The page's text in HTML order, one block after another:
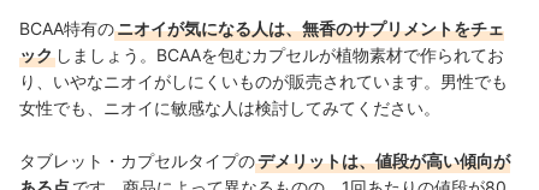
BCAA特有のニオイが気になる人は、無香のサプリメントをチェ
ック しましょう。BCAAを包むカプセルが植物素材で作られてお
り、いやなニオイがしにくいものが販売されています。男性でも
女性でも、ニオイに敏感な人は検討してみてください。
タブレット・カプセルタイプのデメリットは、値段が高い傾向が